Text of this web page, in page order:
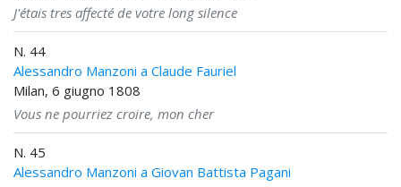
J'étais tres affecté de votre long silence
N. 44
Alessandro Manzoni a Claude Fauriel
Milan, 6 giugno 1808
Vous ne pourriez croire, mon cher
N. 45
Alessandro Manzoni a Giovan Battista Pagani